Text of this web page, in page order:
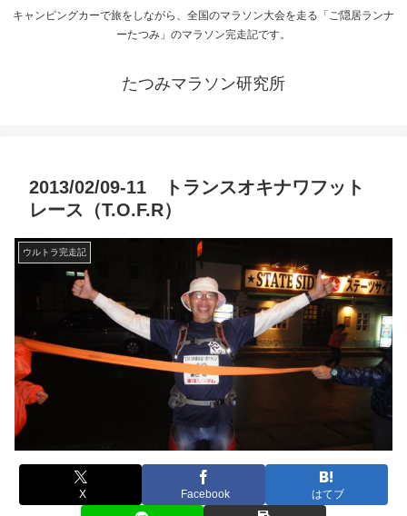
キャンピングカーで旅をしながら、全国のマラソン大会を走る「ご隠居ランナ
ーたつみ」のマラソン完走記です。
たつみマラソン研究所
2013/02/09-11 トランスオキナワフット
レース（T.O.F.R）
ウルトラ完走記
X Facebook はてブ